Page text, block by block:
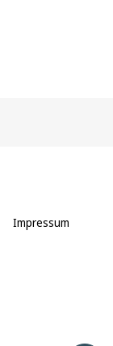
Impressum